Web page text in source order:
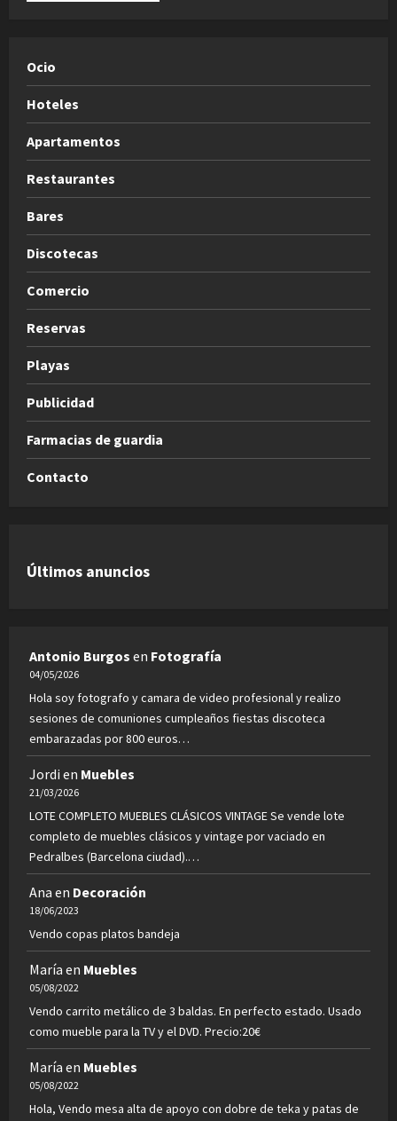
Ocio
Hoteles
Apartamentos
Restaurantes
Bares
Discotecas
Comercio
Reservas
Playas
Publicidad
Farmacias de guardia
Contacto
Últimos anuncios
Antonio Burgos en Fotografía
04/05/2026
Hola soy fotografo y camara de video profesional y realizo
sesiones de comuniones cumpleaños fiestas discoteca
embarazadas por 800 euros…
Jordi en Muebles
21/03/2026
LOTE COMPLETO MUEBLES CLÁSICOS VINTAGE Se vende lote
completo de muebles clásicos y vintage por vaciado en
Pedralbes (Barcelona ciudad).…
Ana en Decoración
18/06/2023
Vendo copas platos bandeja
María en Muebles
05/08/2022
Vendo carrito metálico de 3 baldas. En perfecto estado. Usado
como mueble para la TV y el DVD. Precio:20€
María en Muebles
05/08/2022
Hola, Vendo mesa alta de apoyo con dobre de teka y patas de